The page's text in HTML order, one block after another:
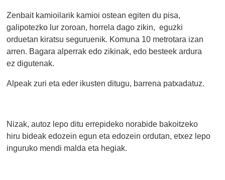
Zenbait kamioilarik kamioi ostean egiten du pisa,
galipotezko lur zoroan, horrela dago zikin, eguzki
orduetan kiratsu seguruenik. Komuna 10 metrotara izan
arren. Bagara alperrak edo zikinak, edo besteek ardura
ez digutenak.
Alpeak zuri eta eder ikusten ditugu, barrena patxadatuz.
Nizak, autoz lepo ditu errepideko norabide bakoitzeko
hiru bideak edozein egun eta edozein ordutan, etxez lepo
inguruko mendi malda eta hegiak.